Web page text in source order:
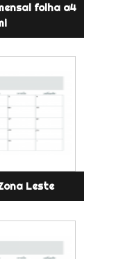
folha a4
Leste